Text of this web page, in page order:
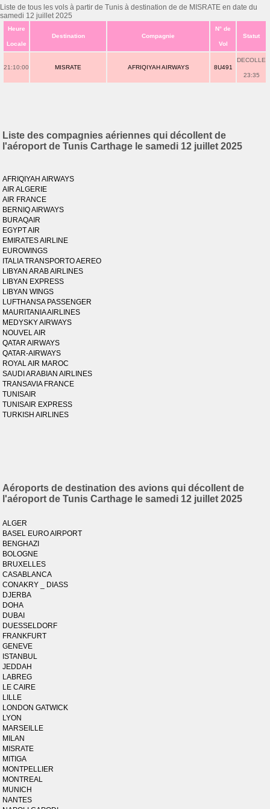
Liste de tous les vols à partir de Tunis à destination de de MISRATE en date du
samedi 12 juillet 2025
Heure
Locale
Destination Compagnie
N° de
Vol
Statut
21:10:00 MISRATE AFRIQIYAH AIRWAYS 8U491
DECOLLE
23:35
Liste des compagnies aériennes qui décollent de
l'aéroport de Tunis Carthage le samedi 12 juillet 2025
AFRIQIYAH AIRWAYS
AIR ALGERIE
AIR FRANCE
BERNIQ AIRWAYS
BURAQAIR
EGYPT AIR
EMIRATES AIRLINE
EUROWINGS
ITALIA TRANSPORTO AEREO
LIBYAN ARAB AIRLINES
LIBYAN EXPRESS
LIBYAN WINGS
LUFTHANSA PASSENGER
MAURITANIA AIRLINES
MEDYSKY AIRWAYS
NOUVEL AIR
QATAR AIRWAYS
QATAR-AIRWAYS
ROYAL AIR MAROC
SAUDI ARABIAN AIRLINES
TRANSAVIA FRANCE
TUNISAIR
TUNISAIR EXPRESS
TURKISH AIRLINES
Aéroports de destination des avions qui décollent de
l'aéroport de Tunis Carthage le samedi 12 juillet 2025
ALGER
BASEL EURO AIRPORT
BENGHAZI
BOLOGNE
BRUXELLES
CASABLANCA
CONAKRY _ DIASS
DJERBA
DOHA
DUBAI
DUESSELDORF
FRANKFURT
GENEVE
ISTANBUL
JEDDAH
LABREG
LE CAIRE
LILLE
LONDON GATWICK
LYON
MARSEILLE
MILAN
MISRATE
MITIGA
MONTPELLIER
MONTREAL
MUNICH
NANTES